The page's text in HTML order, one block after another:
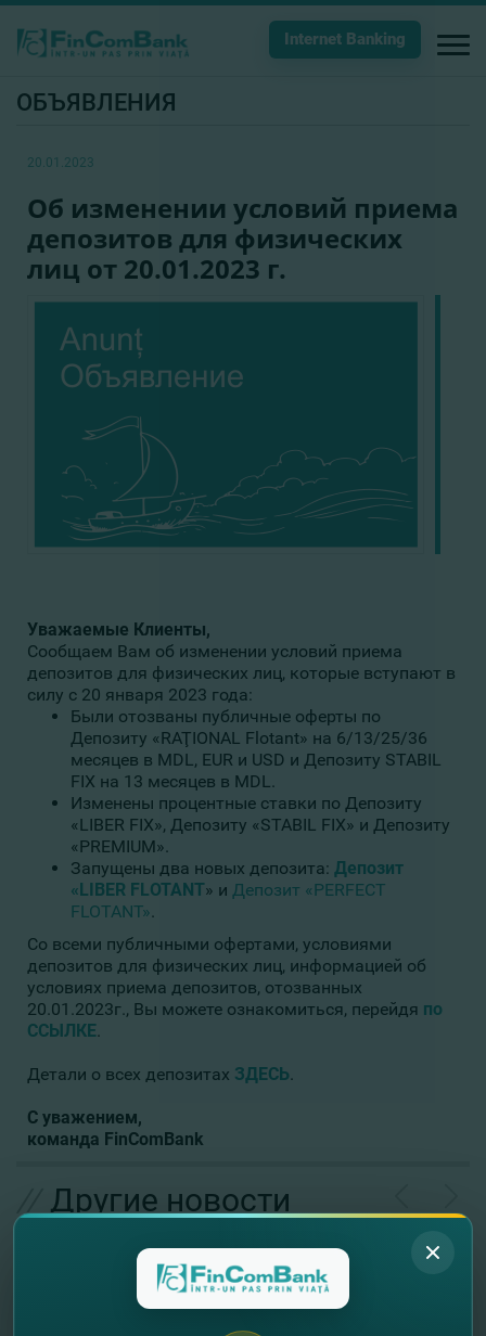
Internet Banking
ОБЪЯВЛЕНИЯ
20.01.2023
Об изменении условий приема
депозитов для физических
лиц от 20.01.2023 г.
Уважаемые Клиенты,
Сообщаем Вам об изменении условий приема
депозитов для физических лиц, которые вступают в
силу с 20 января 2023 года:
Были отозваны публичные оферты по
Депозиту «RAŢIONAL Flotant» на 6/13/25/36
месяцев в MDL, EUR и USD и Депозиту STABIL
FIX на 13 месяцев в MDL.
Изменены процентные ставки по Депозиту
«LIBER FIX», Депозиту «STABIL FIX» и Депозиту
«PREMIUM».
Запущены два новых депозита: Депозит
«LIBER FLOTANT» и Депозит «PERFECT
FLOTANT».
Со всеми публичными офертами, условиями
депозитов для физических лиц, информацией об
условиях приема депозитов, отозванных
20.01.2023г., Вы можете ознакомиться, перейдя по
ССЫЛКЕ.
Детали о всех депозитах ЗДЕСЬ.
С уважением,
команда FinComBank
Другие новости